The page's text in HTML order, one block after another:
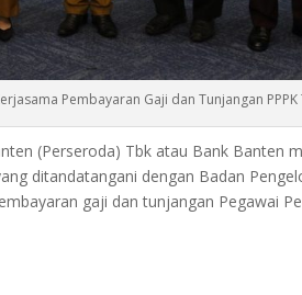
Pembayaran Gaji dan Tunjangan
(Perseroda) Tbk atau Bank Banten
ditandatangani dengan Badan
gaji dan tunjangan Pegawai